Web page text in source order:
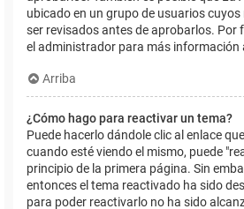
ubicado en un grupo de usuarios
ser revisados antes de aprobarlos. Por
el administrador para más información
Arriba
¿Cómo hago para reactivar un tema?
Puede hacerlo dándole clic al enlace
cuando esté viendo el mismo, puede
principio de la primera página. Sin
entonces el tema reactivado ha sido
para poder reactivarlo no ha sido